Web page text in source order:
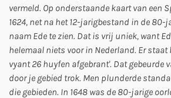
vermeld. Op onderstaande kaart van een
1624, net na het 12-jarigbestand in de 80-
naam Ede te zien. Dat is vrij uniek, want
helemaal niets voor in Nederland. Er staat
vyant 26 huyfen afgebrant'. Dat gebeurde
door je gebied trok. Men plunderde
die gebieden. In 1648 was de 80-jarige